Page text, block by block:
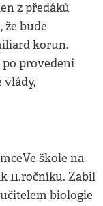
z předáků
bude
korun.
po provedení
vlády,
škole na
11.ročníku. Zabil
biologie